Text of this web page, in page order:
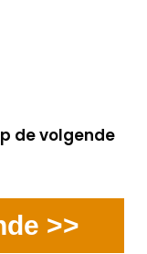
de volgende
>>